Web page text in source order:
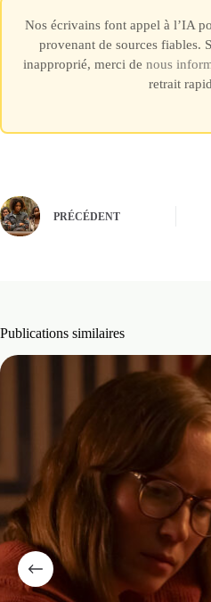
Nos écrivains font appel à l’IA
provenant de sources fiables.
inapproprié, merci de nous
retrait
PRÉCÉDENT
Publications similaires